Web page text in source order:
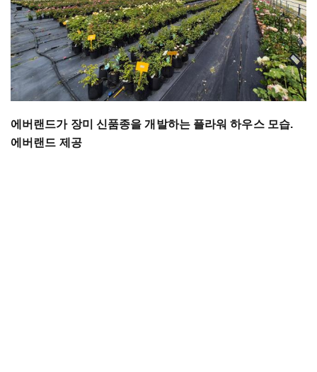
에버랜드가 장미 신품종을 개발하는 플라워 하우스 모습.
에버랜드 제공